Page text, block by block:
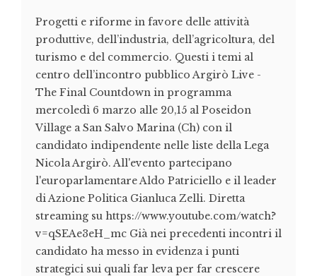
Progetti e riforme in favore delle attività
produttive, dell’industria, dell’agricoltura, del
turismo e del commercio. Questi i temi al
centro dell’incontro pubblico Argirò Live -
The Final Countdown in programma
mercoledì 6 marzo alle 20,15 al Poseidon
Village a San Salvo Marina (Ch) con il
candidato indipendente nelle liste della Lega
Nicola Argirò. All'evento partecipano
l'europarlamentare Aldo Patriciello e il leader
di Azione Politica Gianluca Zelli. Diretta
streaming su https://www.youtube.com/watch?
v=qSEAe3eH_mc Già nei precedenti incontri il
candidato ha messo in evidenza i punti
strategici sui quali far leva per far crescere